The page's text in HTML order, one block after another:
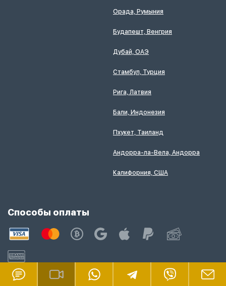
Орада, Румыния
Будапешт, Венгрия
Дубай, ОАЭ
Стамбул, Турция
Рига, Латвия
Бали, Индонезия
Пхукет, Таиланд
Андорра-ла-Вела, Андорра
Калифорния, США
Способы оплаты
GSL в соцсетях